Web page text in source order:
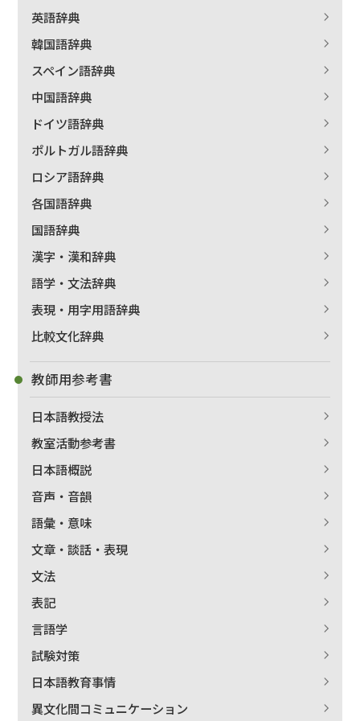
英語辞典
韓国語辞典
スペイン語辞典
中国語辞典
ドイツ語辞典
ポルトガル語辞典
ロシア語辞典
各国語辞典
国語辞典
漢字・漢和辞典
語学・文法辞典
表現・用字用語辞典
比較文化辞典
教師用参考書
日本語教授法
教室活動参考書
日本語概説
音声・音韻
語彙・意味
文章・談話・表現
文法
表記
言語学
試験対策
日本語教育事情
異文化間コミュニケーション